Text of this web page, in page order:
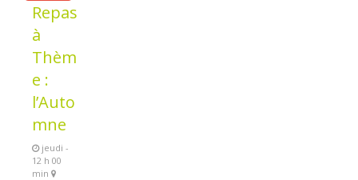
Repas
à
Thèm
e :
l’Auto
mne
jeudi -
12 h 00
min